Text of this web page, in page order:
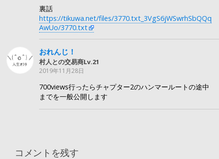
裏話
https://tikuwa.net/files/3770.txt_3VgS6jWSwrhSbQQq
AwUo/3770.txt
おれんじ！
村人との交易商Lv.21
2019年11月28日
700views行ったらチャプター2のハンマールートの途中
までを一般公開します
コメントを残す